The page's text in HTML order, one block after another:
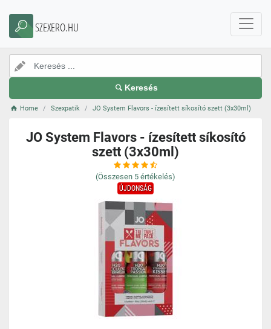
SZEXERO.HU
Keresés
Home Szexpatik JO System Flavors - ízesített síkosító szett (3x30ml)
JO System Flavors - ízesített síkosító
szett (3x30ml)
(Összesen 5 értékelés)
ÚJDONSÁG